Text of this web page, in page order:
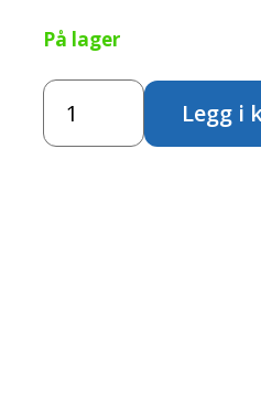
På lager
ELITE
Basketball
-
Legg i